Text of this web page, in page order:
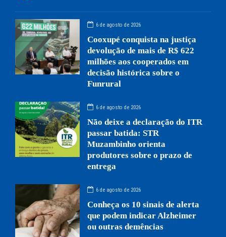
6 de agosto de 2026
Cooxupé conquista na justiça
devolução de mais de R$ 622
milhões aos cooperados em
decisão histórica sobre o
Funrural
6 de agosto de 2026
Não deixe a declaração do ITR
passar batida: STR
Muzambinho orienta
produtores sobre o prazo de
entrega
6 de agosto de 2026
Conheça os 10 sinais de alerta
que podem indicar Alzheimer
ou outras demências